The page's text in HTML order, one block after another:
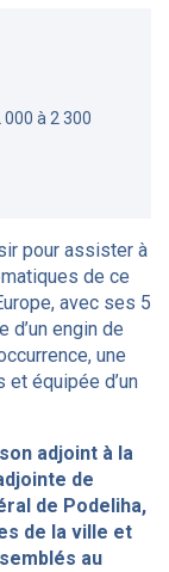
à 2 300
pour assister à
de ce
avec ses 5
engin de
une
et équipée d’un
adjoint à la
de
de Podeliha,
de la ville et
au